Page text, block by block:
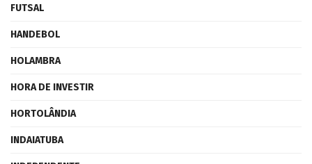
FUTSAL
HANDEBOL
HOLAMBRA
HORA DE INVESTIR
HORTOLÂNDIA
INDAIATUBA